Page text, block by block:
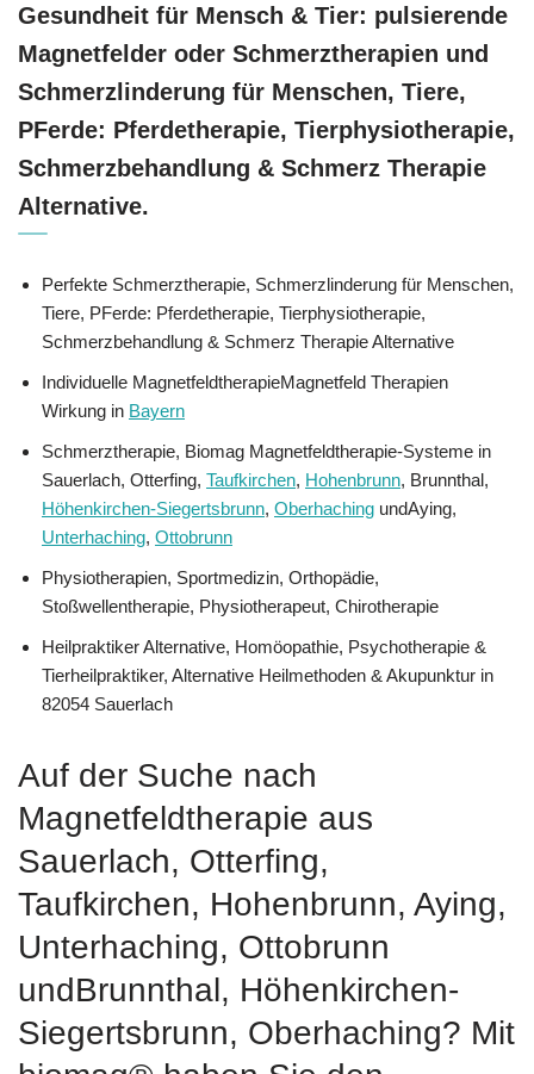
Gesundheit für Mensch & Tier: pulsierende
Magnetfelder oder Schmerztherapien und
Schmerzlinderung für Menschen, Tiere,
PFerde: Pferdetherapie, Tierphysiotherapie,
Schmerzbehandlung & Schmerz Therapie
Alternative.
Perfekte Schmerztherapie, Schmerzlinderung für Menschen,
Tiere, PFerde: Pferdetherapie, Tierphysiotherapie,
Schmerzbehandlung & Schmerz Therapie Alternative
Individuelle MagnetfeldtherapieMagnetfeld Therapien
Wirkung in Bayern
Schmerztherapie, Biomag Magnetfeldtherapie-Systeme in
Sauerlach, Otterfing, Taufkirchen, Hohenbrunn, Brunnthal,
Höhenkirchen-Siegertsbrunn, Oberhaching undAying,
Unterhaching, Ottobrunn
Physiotherapien, Sportmedizin, Orthopädie,
Stoßwellentherapie, Physiotherapeut, Chirotherapie
Heilpraktiker Alternative, ‎Homöopathie, ‎Psychotherapie &
‎Tierheilpraktiker, Alternative Heilmethoden & Akupunktur in
82054 Sauerlach
Auf der Suche nach
Magnetfeldtherapie aus
Sauerlach, Otterfing,
Taufkirchen, Hohenbrunn, Aying,
Unterhaching, Ottobrunn
undBrunnthal, Höhenkirchen-
Siegertsbrunn, Oberhaching? Mit